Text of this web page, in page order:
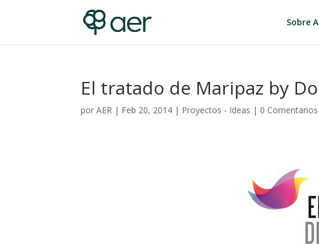
Sobre
El tratado de Maripaz by
porAER | Feb 20, 2014 | Proyectos - Ideas | 0 Comentarios